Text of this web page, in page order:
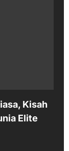
Kisah
Elite